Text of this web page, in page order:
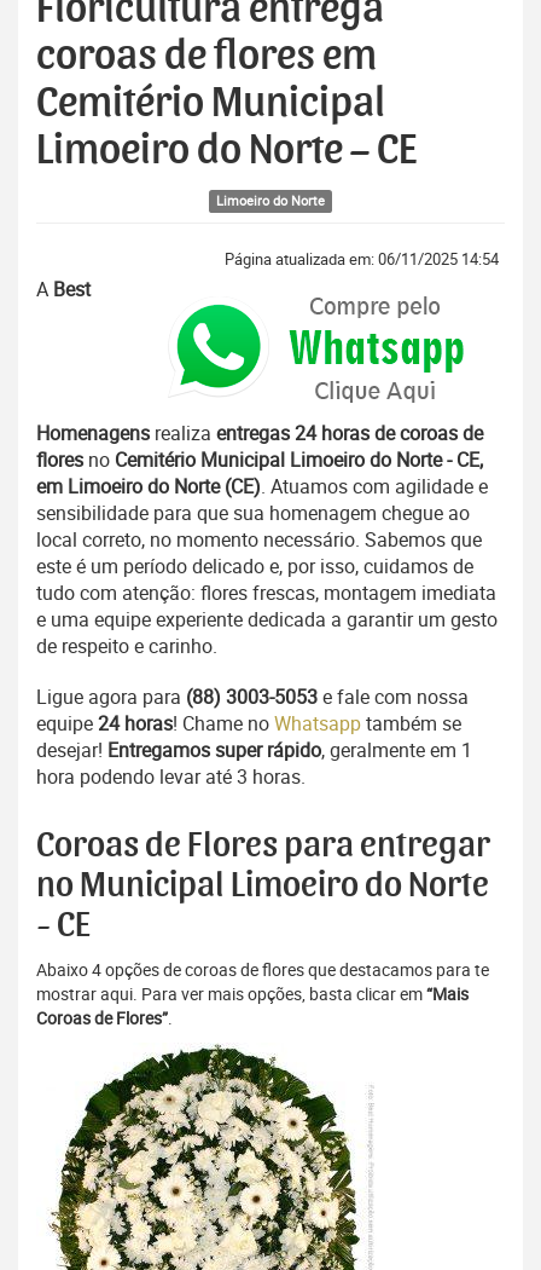
Floricultura entrega
coroas de flores em
Cemitério Municipal
Limoeiro do Norte – CE
Limoeiro do Norte
Página atualizada em: 06/11/2025 14:54
A Best
Homenagens realiza entregas 24 horas de coroas de
flores no Cemitério Municipal Limoeiro do Norte - CE,
em Limoeiro do Norte (CE). Atuamos com agilidade e
sensibilidade para que sua homenagem chegue ao
local correto, no momento necessário. Sabemos que
este é um período delicado e, por isso, cuidamos de
tudo com atenção: flores frescas, montagem imediata
e uma equipe experiente dedicada a garantir um gesto
de respeito e carinho.
Ligue agora para (88) 3003-5053e fale com nossa
equipe24 horas! Chame noWhatsapptambém se
desejar! Entregamos super rápido, geralmente em 1
hora podendo levar até 3 horas.
Coroas de Flores para entregar
no Municipal Limoeiro do Norte
- CE
Abaixo 4 opções de coroas de flores que destacamos para te
mostrar aqui. Para ver mais opções, basta clicar em“Mais
Coroas de Flores”.